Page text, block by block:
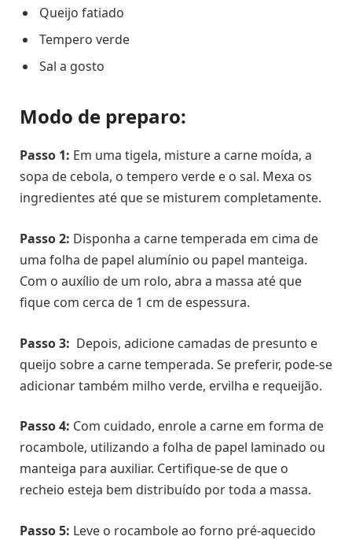
Queijo fatiado
Tempero verde
Sal a gosto
Modo de preparo:
Passo 1: Em uma tigela, misture a carne moída, a
sopa de cebola, o tempero verde e o sal. Mexa os
ingredientes até que se misturem completamente.
Passo 2: Disponha a carne temperada em cima de
uma folha de papel alumínio ou papel manteiga.
Com o auxílio de um rolo, abra a massa até que
fique com cerca de 1 cm de espessura.
Passo 3: Depois, adicione camadas de presunto e
queijo sobre a carne temperada. Se preferir, pode-se
adicionar também milho verde, ervilha e requeijão.
Passo 4: Com cuidado, enrole a carne em forma de
rocambole, utilizando a folha de papel laminado ou
manteiga para auxiliar. Certifique-se de que o
recheio esteja bem distribuído por toda a massa.
Passo 5: Leve o rocambole ao forno pré-aquecido